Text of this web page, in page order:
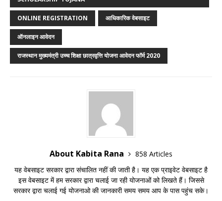
ONLINE REGISTRATION आधिकारिक वेबसाइट
ऑनलाइन आवेदन
राजस्थान मुख्यमंत्री उच्च शिक्षा छात्रवृत्ति योजना आवेदन फॉर्म 2020
About Kabita Rana
858 Articles
यह वेबसाइट सरकार द्वारा संचालित नहीं की जाती है। यह एक प्राइवेट वेबसाइट है
इस वेबसाइट में हम सरकार द्वारा चलाई जा रही योजनाओं को लिखते हैं। जिससे
सरकार द्वारा चलाई गई योजनाओ की जानकारी समय समय आप के पास पहुंच सके।